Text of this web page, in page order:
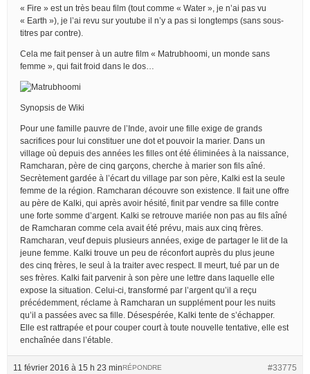
« Fire » est un très beau film (tout comme « Water », je n’ai pas vu
« Earth »), je l’ai revu sur youtube il n’y a pas si longtemps (sans sous-
titres par contre).
Cela me fait penser à un autre film « Matrubhoomi, un monde sans
femme », qui fait froid dans le dos…
Synopsis de Wiki
Pour une famille pauvre de l’Inde, avoir une fille exige de grands
sacrifices pour lui constituer une dot et pouvoir la marier. Dans un
village où depuis des années les filles ont été éliminées à la naissance,
Ramcharan, père de cinq garçons, cherche à marier son fils aîné.
Secrètement gardée à l’écart du village par son père, Kalki est la seule
femme de la région. Ramcharan découvre son existence. Il fait une offre
au père de Kalki, qui après avoir hésité, finit par vendre sa fille contre
une forte somme d’argent. Kalki se retrouve mariée non pas au fils aîné
de Ramcharan comme cela avait été prévu, mais aux cinq frères.
Ramcharan, veuf depuis plusieurs années, exige de partager le lit de la
jeune femme. Kalki trouve un peu de réconfort auprès du plus jeune
des cinq frères, le seul à la traiter avec respect. Il meurt, tué par un de
ses frères. Kalki fait parvenir à son père une lettre dans laquelle elle
expose la situation. Celui-ci, transformé par l’argent qu’il a reçu
précédemment, réclame à Ramcharan un supplément pour les nuits
qu’il a passées avec sa fille. Désespérée, Kalki tente de s’échapper.
Elle est rattrapée et pour couper court à toute nouvelle tentative, elle est
enchaînée dans l’étable.
11 février 2016 à 15 h 23 min #33775
RÉPONDRE